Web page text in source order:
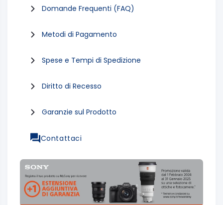
Domande Frequenti (FAQ)
Metodi di Pagamento
Spese e Tempi di Spedizione
Diritto di Recesso
Garanzie sul Prodotto
Contattaci